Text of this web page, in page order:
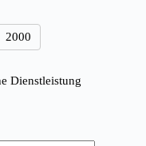
2000
Dienstleistung